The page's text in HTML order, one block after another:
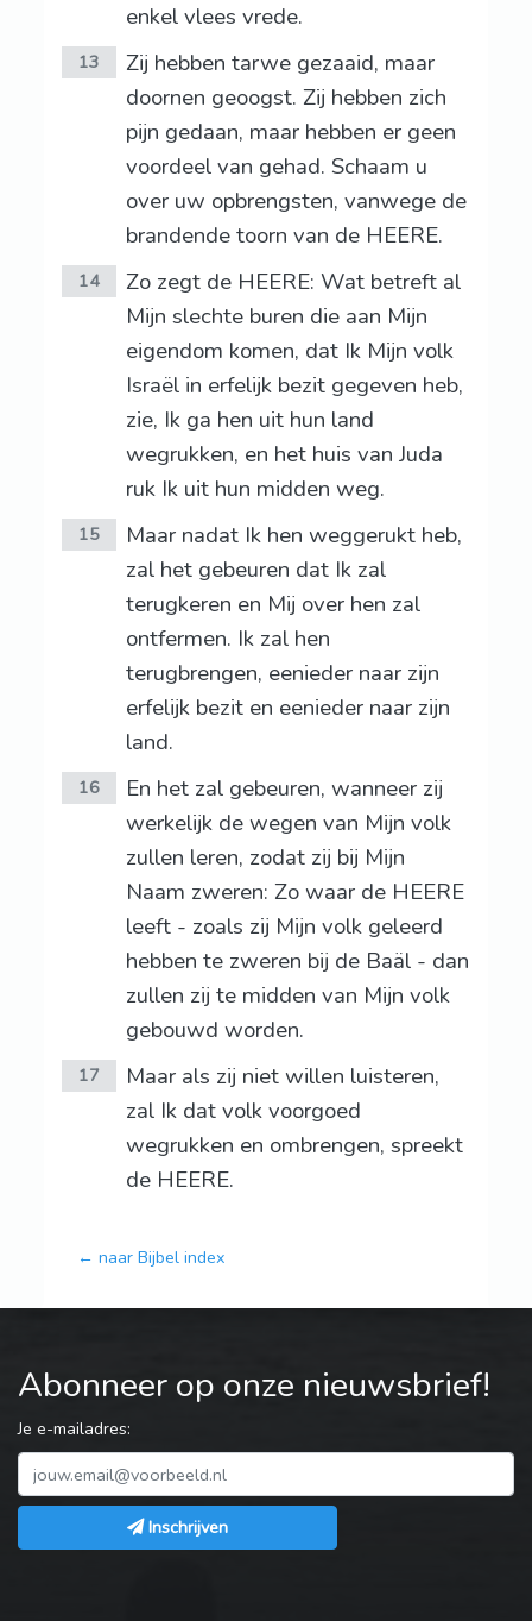
enkel vlees vrede.
13
Zij hebben tarwe gezaaid, maar
doornen geoogst. Zij hebben zich
pijn gedaan, maar hebben er geen
voordeel van gehad. Schaam u
over uw opbrengsten, vanwege de
brandende toorn van de HEERE.
14
Zo zegt de HEERE: Wat betreft al
Mijn slechte buren die aan Mijn
eigendom komen, dat Ik Mijn volk
Israël in erfelijk bezit gegeven heb,
zie, Ik ga hen uit hun land
wegrukken, en het huis van Juda
ruk Ik uit hun midden weg.
15
Maar nadat Ik hen weggerukt heb,
zal het gebeuren dat Ik zal
terugkeren en Mij over hen zal
ontfermen. Ik zal hen
terugbrengen, eenieder naar zijn
erfelijk bezit en eenieder naar zijn
land.
16
En het zal gebeuren, wanneer zij
werkelijk de wegen van Mijn volk
zullen leren, zodat zij bij Mijn
Naam zweren: Zo waar de HEERE
leeft - zoals zij Mijn volk geleerd
hebben te zweren bij de Baäl - dan
zullen zij te midden van Mijn volk
gebouwd worden.
17
Maar als zij niet willen luisteren,
zal Ik dat volk voorgoed
wegrukken en ombrengen, spreekt
de HEERE.
← naar Bijbel index
Abonneer op onze nieuwsbrief!
Je e-mailadres:
Inschrijven